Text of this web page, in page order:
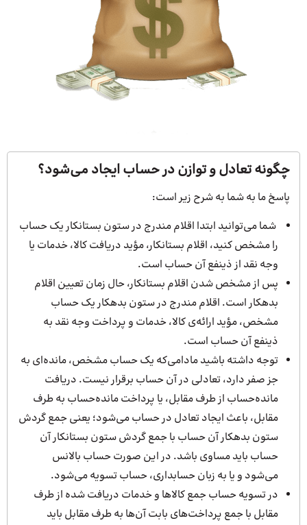
چگونه تعادل و توازن در حساب ایجاد می‌شود؟
پاسخ ما به شما به شرح زیر است:
شما می‌توانید ابتدا اقلام مندرج در ستون بستانکار یک حساب
را مشخص کنید، اقلام بستانکار، مؤید دریافت کالا، خدمات یا
وجه نقد از ذینفع آن حساب است.
پس از مشخص شدن اقلام بستانکار، حال زمان تعیین اقلام
بدهکار است. اقلام مندرج در ستون بدهکار یک حساب
مشخص، مؤید ارائه‌ی کالا، خدمات و پرداخت وجه نقد به
ذینفع آن حساب است.
توجه داشته باشید مادامی‌که یک حساب مشخص، مانده‌ای به‌
جز صفر دارد، تعادلی در آن حساب برقرار نیست. دریافت
مانده‌حساب از طرف مقابل، یا پرداخت مانده‌حساب به طرف
مقابل، باعث ایجاد تعادل در حساب می‌شود؛ یعنی جمع گردش
ستون بدهکار آن حساب با جمع گردش ستون بستانکار آن
حساب باید مساوی باشد. در این صورت حساب بالانس
می‌شود و یا به زبان حسابداری، حساب تسویه می‌شود.
در تسویه حساب جمع کالاها و خدمات دریافت شده از طرف
مقابل با جمع پرداخت‌های بابت آن‌ها به طرف مقابل باید